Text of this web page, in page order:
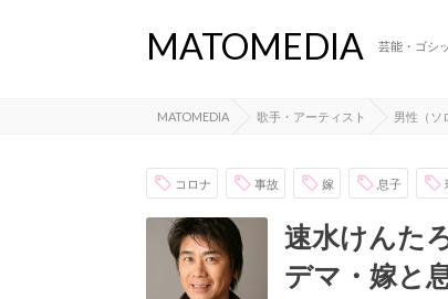
MATOMEDIA 芸能・ゴシ
MATOMEDIA 歌手・アーティスト 男性（ソ
コロナ 事故 嫁 息子
速水けんた
デマ・嫁と